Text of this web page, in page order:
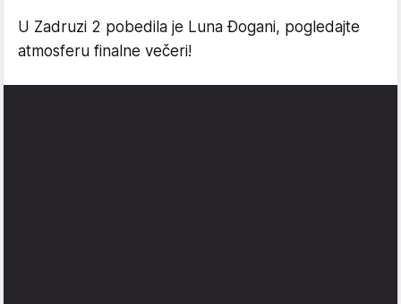
U Zadruzi 2 pobedila je Luna Đogani, pogledajte
atmosferu finalne večeri!